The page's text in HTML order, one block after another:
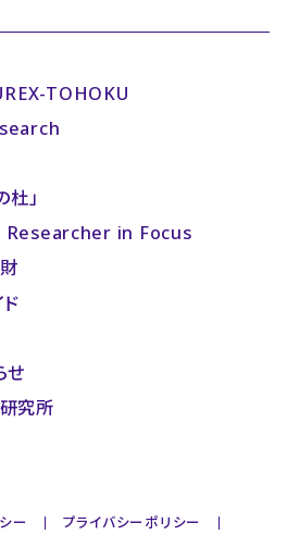
TOHOKU
杜」
in Focus
せ
究所
ー プライバシーポリシー